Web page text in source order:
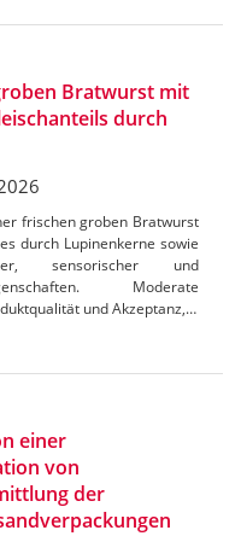
Bratwurst mit
durch
frischen groben Bratwurst
durch Lupinenkerne sowie
sensorischer und
Moderate
und Akzeptanz,…
einer
von
der